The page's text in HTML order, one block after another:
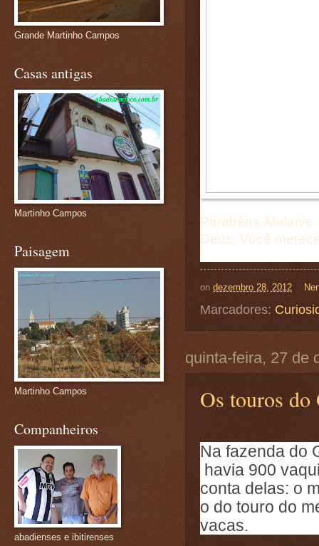
Parabéns
Deus. Você
on dezembro 28, 2012
Marcadores:
quinta-feira, 27 de
Os touros
Na fazenda do
havia 900
conta delas: o
o do touro do
vacas.
Grande Martinho Campos
Casas antigas
Martinho Campos
Paisagem
Martinho Campos
Companheiros
abadienses e ibitirenses